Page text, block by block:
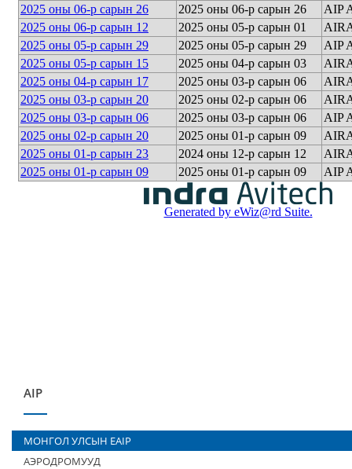
AIP
МОНГОЛ УЛСЫН EAIP
АЭРОДРОМУУД